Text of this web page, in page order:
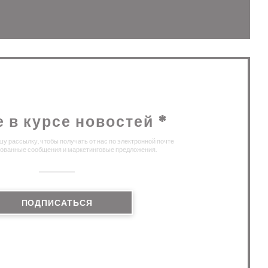
в курсе новостей *
рассылку, чтобы получать от нас по электронной почте
сообщения и маркетинговые предложения.
ПОДПИСАТЬСЯ